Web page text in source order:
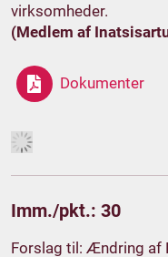
virksomheder.
(Medlem af
Dokumenter
Imm./pkt.: 30
Forslag til: Ændring af